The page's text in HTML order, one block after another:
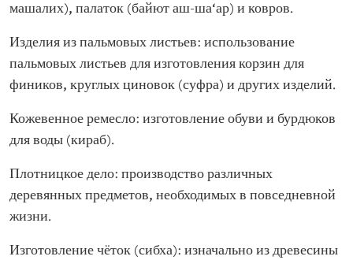
машалих), палаток (байют аш-ша‘ар) и ковров.
Изделия из пальмовых листьев: использование
пальмовых листьев для изготовления корзин для
фиников, круглых циновок (суфра) и других изделий.
Кожевенное ремесло: изготовление обуви и бурдюков
для воды (кираб).
Плотницкое дело: производство различных
деревянных предметов, необходимых в повседневной
жизни.
Изготовление чёток (сибха): изначально из древесины